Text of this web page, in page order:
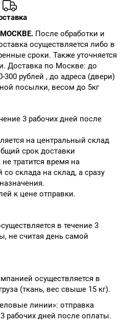
После обработки и
осуществляется либо в
сроки. Также уточняется
Доставка по Москве: до
рублей , до адреса (двери)
посылки, весом до 5кг
3 рабочих дней после
на центральный склад
срок доставки
тратится время на
склада на склад, а сразу
к цене отправки.
в течение 3
не считая день самой
осуществляется в
(ткань, вес свыше 15 кг).
линии»: отправка
рабочих дней после оплаты.